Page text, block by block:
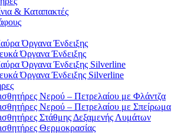
& Καταπακτές
Όργανα Ένδειξης
Όργανα Ένδειξης
Όργανα Ένδειξης Silverline
Όργανα Ένδειξης Silverline
Νερού – Πετρελαίου με Φλάντζα
Νερού – Πετρελαίου με Σπείρωμα
Στάθμης Δεξαμενής Λυμάτων
Θερμοκρασίας